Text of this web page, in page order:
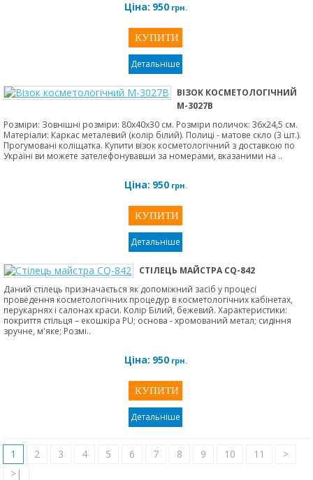
Ціна: 950грн.
Детальніше
ВІЗОК КОСМЕТОЛОГІЧНИЙ
М-3027В
Розміри: Зовнішні розміри: 80х40х30 см. Розміри поличок: 36х24,5 см.
Матеріали: Каркас металевий (колір білий). Полиці - матове скло (3 шт.).
Прогумовані коліщатка. Купити візок косметологічний з доставкою по
Україні ви можете зателефонувавши за номерами, вказаними на ..
Ціна: 950грн.
Детальніше
СТІЛЕЦЬ МАЙСТРА СQ-842
Даний стілець призначається як допоміжний засіб у процесі
проведення косметологічних процедур в косметологічних кабінетах,
перукарнях і салонах краси. Колір Білий, бежевий. Характеристики:
покриття стільця – екошкіра PU; основа - хромований метал; сидіння
зручне, м'яке; Розмі..
Ціна: 950грн.
Детальніше
1 2 3 4 5 6 7 8 9 10 11
>
>|